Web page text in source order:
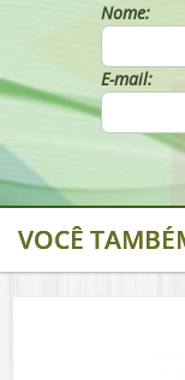
Nome:
E-mail:
VOCÊ